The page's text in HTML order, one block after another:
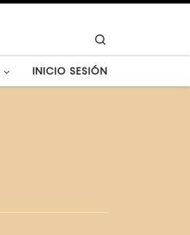
INICIO SESIÓN